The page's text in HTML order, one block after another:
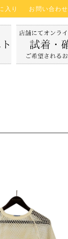
入り お問い合わせ